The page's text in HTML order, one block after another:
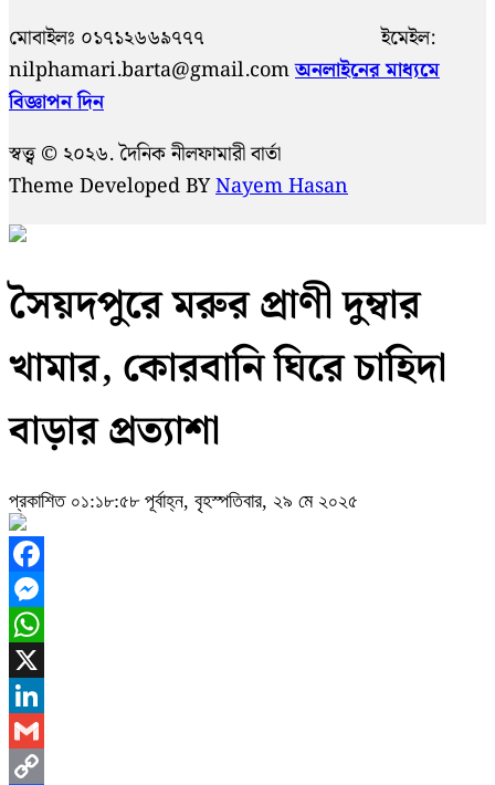
মোবাইলঃ ০১৭১২৬৬৯৭৭৭ ইমেইল:
nilphamari.barta@gmail.comঅনলাইনের মাধ্যমে
বিজ্ঞাপন দিন
স্বত্ত্ব © ২০২৬. দৈনিক নীলফামারী বার্তা
Theme Developed BYNayem Hasan
সৈয়দপুরে মরুর প্রাণী দুম্বার
খামার, কোরবানি ঘিরে চাহিদা
বাড়ার প্রত্যাশা
প্রকাশিত ০১:১৮:৫৮ পূর্বাহ্ন, বৃহস্পতিবার, ২৯ মে ২০২৫
Facebook
Messenger
WhatsApp
X
LinkedIn
Gmail